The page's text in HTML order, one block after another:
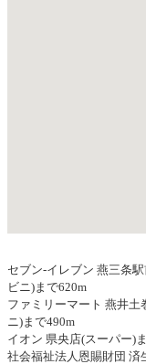
セブン-イレブン 燕三条
ビニ)まで620m
ファミリーマート 燕井土
ニ)まで490m
イオン 県央店(スーパー)
社会福祉法人恩賜財団 済